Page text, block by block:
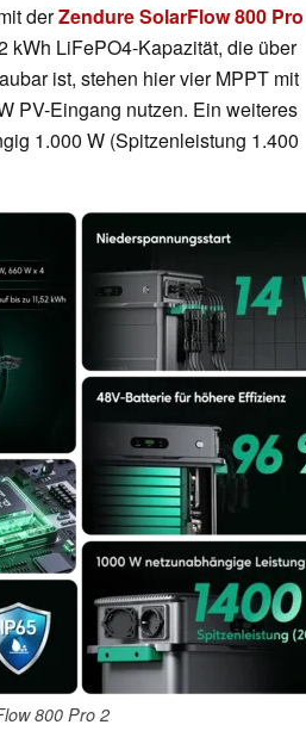
derZendure SolarFlow 800 Pro
kWh LiFePO4-Kapazität, die über
ist, stehen hier vier MPPT mit
PV-Eingang nutzen. Ein weiteres
1.000 W (Spitzenleistung 1.400
800 Pro 2